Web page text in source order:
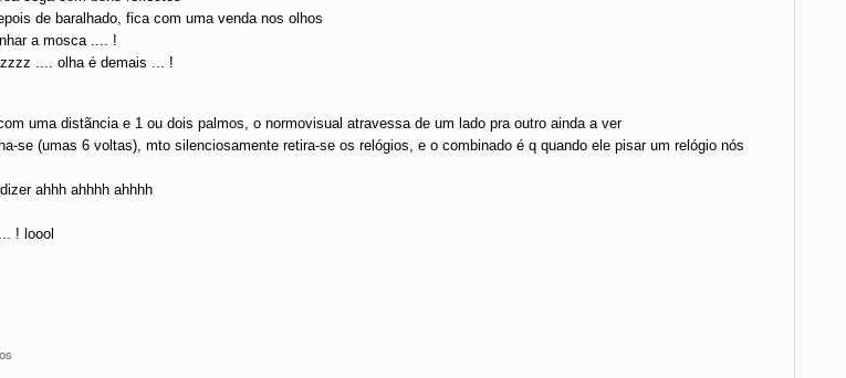
de baralhado, fica com uma venda nos olhos
a mosca .... !
.... olha é demais ... !
uma distãncia e 1 ou dois palmos, o normovisual atravessa de um lado pra outro ainda a ver
se (umas 6 voltas), mto silenciosamente retira-se os relógios, e o combinado é q quando ele pisar um relógio nós
ahhh ahhhh ahhhh
! loool